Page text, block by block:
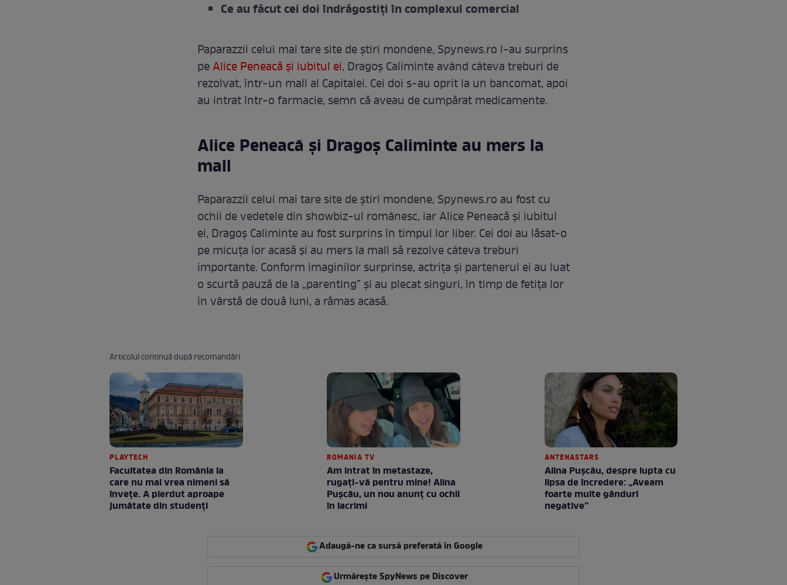
Ce au făcut cei doi îndrăgostiți în complexul comercial
Paparazzii celui mai tare site de știri mondene, Spynews.ro l-au surprins
peAlice Peneacă și iubitul ei, Dragoș Caliminte având câteva treburi de
rezolvat, într-un mall al Capitalei. Cei doi s-au oprit la un bancomat, apoi
au intrat într-o farmacie, semn că aveau de cumpărat medicamente.
Alice Peneacă și Dragoș Caliminte au mers la
mall
Paparazzii celui mai tare site de știri mondene, Spynews.ro au fost cu
ochii de vedetele din showbiz-ul românesc, iar Alice Peneacă și iubitul
ei, Dragoș Caliminte au fost surprins în timpul lor liber. Cei doi au lăsat-o
pe micuța lor acasă și au mers la mall să rezolve câteva treburi
importante. Conform imaginilor surprinse, actrița și partenerul ei au luat
o scurtă pauză de la „parenting” și au plecat singuri, în timp de fetița lor
în vârstă de două luni, a rămas acasă.
Articolul continuă după recomandări
PLAYTECH
Facultatea din România la
care nu mai vrea nimeni să
înveţe. A pierdut aproape
jumătate din studenţi
ROMANIA TV
Am intrat în metastaze,
rugaţi-vă pentru mine! Alina
Puşcău, un nou anunţ cu ochii
în lacrimi
ANTENASTARS
Alina Pușcău, despre lupta cu
lipsa de încredere: „Aveam
foarte multe gânduri
negative”
Adaugă-ne ca sursă preferată în Google
Urmărește SpyNews pe Discover